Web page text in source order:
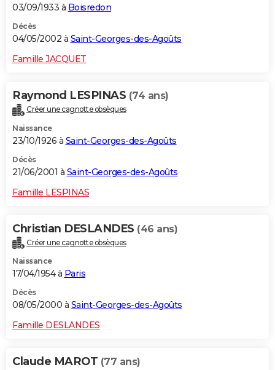
03/09/1933 à Boisredon
Décès
04/05/2002 à Saint-Georges-des-Agoûts
Famille JACQUET
Raymond LESPINAS (74 ans)
Créer une cagnotte obsèques
Naissance
23/10/1926 à Saint-Georges-des-Agoûts
Décès
21/06/2001 à Saint-Georges-des-Agoûts
Famille LESPINAS
Christian DESLANDES (46 ans)
Créer une cagnotte obsèques
Naissance
17/04/1954 à Paris
Décès
08/05/2000 à Saint-Georges-des-Agoûts
Famille DESLANDES
Claude MAROT (77 ans)